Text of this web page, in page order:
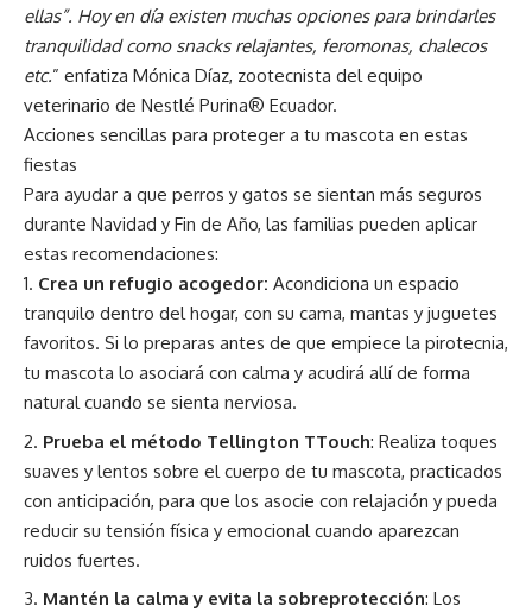
ellas”. Hoy en día existen muchas opciones para brindarles
tranquilidad como snacks relajantes, feromonas, chalecos
etc.” enfatiza Mónica Díaz, zootecnista del equipo
veterinario de Nestlé Purina® Ecuador.
Acciones sencillas para proteger a tu mascota en estas
fiestas
Para ayudar a que perros y gatos se sientan más seguros
durante Navidad y Fin de Año, las familias pueden aplicar
estas recomendaciones:
Crea un refugio acogedor: Acondiciona un espacio
tranquilo dentro del hogar, con su cama, mantas y juguetes
favoritos. Si lo preparas antes de que empiece la pirotecnia,
tu mascota lo asociará con calma y acudirá allí de forma
natural cuando se sienta nerviosa.
Prueba el método Tellington TTouch: Realiza toques
suaves y lentos sobre el cuerpo de tu mascota, practicados
con anticipación, para que los asocie con relajación y pueda
reducir su tensión física y emocional cuando aparezcan
ruidos fuertes.
Mantén la calma y evita la sobreprotección: Los